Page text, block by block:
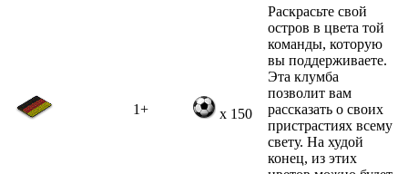
1+ x 150
Раскрасьте свой
остров в цвета той
команды, которую
вы поддерживаете.
Эта клумба
позволит вам
рассказать о своих
пристрастиях всему
свету. На худой
конец, из этих